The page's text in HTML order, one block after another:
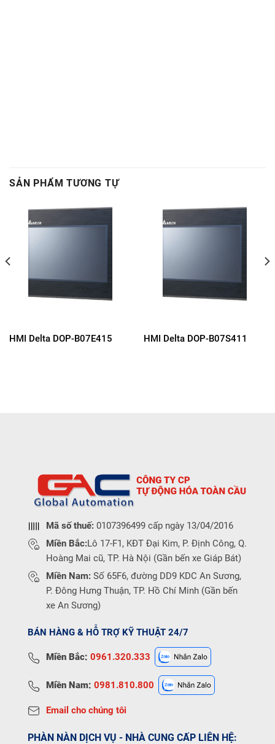
SẢN PHẨM TƯƠNG TỰ
HMI Delta DOP-B07E415 HMI Delta DOP-B07S411
Mã số thuế: 0107396499 cấp ngày 13/04/2016
Miền Bắc:Lô 17-F1, KĐT Đại Kim, P. Định Công, Q.
Hoàng Mai cũ, TP. Hà Nội (Gần bến xe Giáp Bát)
Miền Nam: Số 65F6, đường DD9 KDC An Sương,
P. Đông Hưng Thuận, TP. Hồ Chí Minh (Gần bến
xe An Sương)
BÁN HÀNG & HỖ TRỢ KỸ THUẬT 24/7
Miền Bắc: 0961.320.333
Miền Nam: 0981.810.800
Email cho chúng tôi
PHÀN NÀN DỊCH VỤ - NHÀ CUNG CẤP LIÊN HỆ: